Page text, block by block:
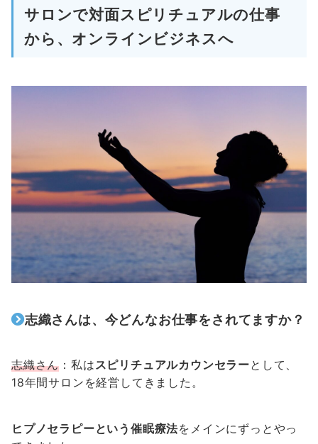
サロンで対面スピリチュアルの仕事
から、オンラインビジネスへ
志織さんは、今どんなお仕事をされてますか？
志織さん ：私はスピリチュアルカウンセラーとして、
18年間サロンを経営してきました。
ヒプノセラピーという催眠療法をメインにずっとやっ